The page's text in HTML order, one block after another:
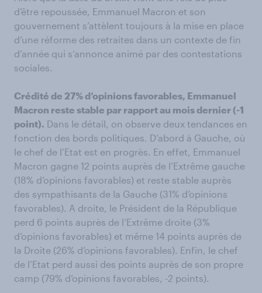
d’être repoussée, Emmanuel Macron et son
gouvernement s’attèlent toujours à la mise en place
d’une réforme des retraites dans un contexte de fin
d’année qui s’annonce animé par des contestations
sociales.
Crédité de 27% d’opinions favorables, Emmanuel
Macron reste stable par rapport au mois dernier (-1
point). Dans le détail, on observe deux tendances en
fonction des bords politiques. D’abord à Gauche, où
le chef de l’Etat est en progrès. En effet, Emmanuel
Macron gagne 12 points auprès de l’Extrême gauche
(18% d’opinions favorables) et reste stable auprès
des sympathisants de la Gauche (31% d’opinions
favorables). A droite, le Président de la République
perd 6 points auprès de l’Extrême droite (3%
d’opinions favorables) et même 14 points auprès de
la Droite (26% d’opinions favorables). Enfin, le chef
de l’Etat perd aussi des points auprès de son propre
camp (79% d’opinions favorables, -2 points).